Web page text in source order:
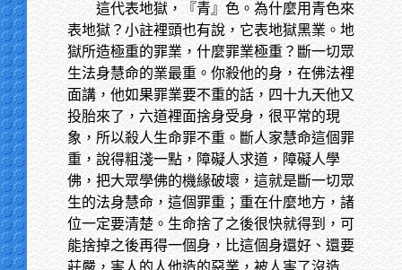
這代表地獄，『青』色。為什麼用青色來
表地獄？小註裡頭也有說，它表地獄黑業。地
獄所造極重的罪業，什麼罪業極重？斷一切眾
生法身慧命的業最重。你殺他的身，在佛法裡
面講，他如果罪業要不重的話，四十九天他又
投胎來了，六道裡面捨身受身，很平常的現
象，所以殺人生命罪不重。斷人家慧命這個罪
重，說得粗淺一點，障礙人求道，障礙人學
佛，把大眾學佛的機緣破壞，這就是斷一切眾
生的法身慧命，這個罪重；重在什麼地方，諸
位一定要清楚。生命捨了之後很快就得到，可
能捨掉之後再得一個身，比這個身還好、還要
莊嚴，害人的人他造的惡業，被人害了沒造